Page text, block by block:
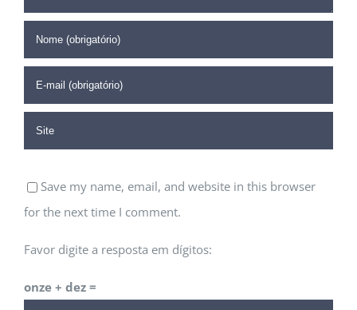
Save my name, email, and website in this browser
for the next time I comment.
Favor digite a resposta em dígitos:
onze + dez =
São Paulo - SP